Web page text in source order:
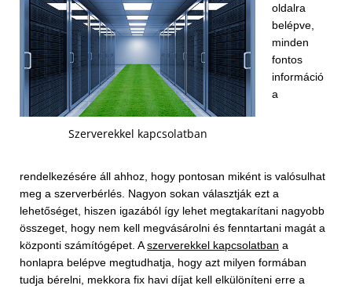
Szerverekkel kapcsolatban
oldalra
belépve,
minden
fontos
információ
a
rendelkezésére áll ahhoz, hogy pontosan miként is valósulhat
meg a szerverbérlés. Nagyon sokan választják ezt a
lehetőséget, hiszen igazából így lehet megtakarítani nagyobb
összeget, hogy nem kell megvásárolni és fenntartani magát a
központi számítógépet. Aszerverekkel kapcsolatban a
honlapra belépve megtudhatja, hogy azt milyen formában
tudja bérelni, mekkora fix havi díjat kell elkülöníteni erre a